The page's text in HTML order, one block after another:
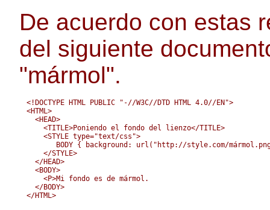
De acuerdo con estas
del siguiente
"mármol".
<!DOCTYPE HTML PUBLIC "-//W3C//DTD HTML 4.0//EN">
<HTML>
  <HEAD>
    <TITLE>Poniendo el fondo del lienzo</TITLE>
    <STYLE type="text/css">
BODY { background: url("http://style.com/
    </STYLE>
  </HEAD>
  <BODY>
    <P>Mi fondo es de mármol.
  </BODY>
</HTML>